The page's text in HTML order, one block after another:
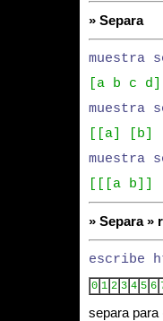
» Separa
muestra
[a b c d]
muestra
[[a] [b]
muestra
[[[a b]]
» Separa »
escribe
0 1 2 3 4 5 6
separa para